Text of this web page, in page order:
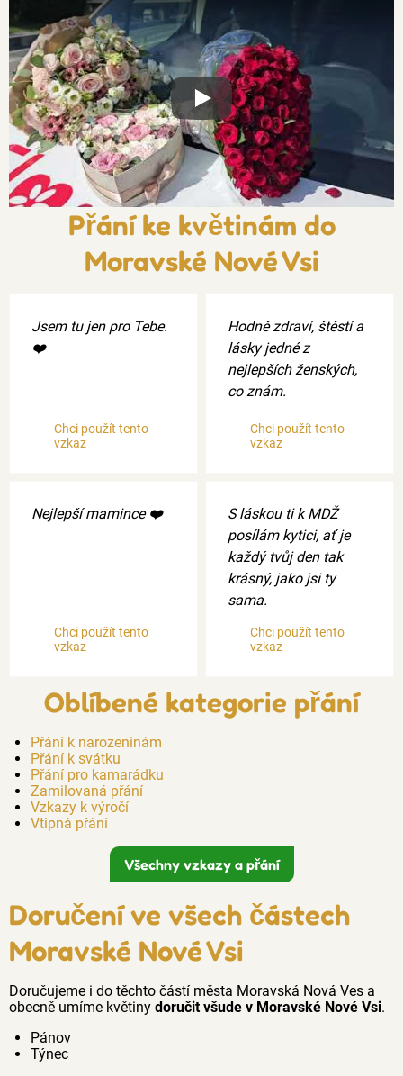
Xxx
Přání ke květinám do
Moravské Nové Vsi
Jsem tu jen pro Tebe.
❤️
Chci použít tento
vzkaz
Hodně zdraví, štěstí a
lásky jedné z
nejlepších ženských,
co znám.
Chci použít tento
vzkaz
Nejlepší mamince ❤️
Chci použít tento
vzkaz
S láskou ti k MDŽ
posílám kytici, ať je
každý tvůj den tak
krásný, jako jsi ty
sama.
Chci použít tento
vzkaz
Oblíbené kategorie přání
Přání k narozeninám
Přání k svátku
Přání pro kamarádku
Zamilovaná přání
Vzkazy k výročí
Vtipná přání
Všechny vzkazy a přání
Doručení ve všech částech
Moravské Nové Vsi
Doručujeme i do těchto částí města Moravská Nová Ves a
obecně umíme květiny doručit všude v Moravské Nové Vsi.
Pánov
Týnec